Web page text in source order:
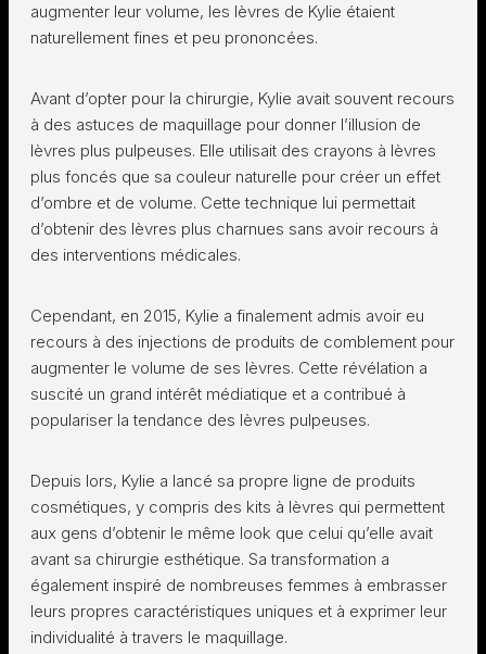
augmenter leur volume, les lèvres de Kylie étaient
naturellement fines et peu prononcées.
Avant d’opter pour la chirurgie, Kylie avait souvent recours
à des astuces de maquillage pour donner l’illusion de
lèvres plus pulpeuses. Elle utilisait des crayons à lèvres
plus foncés que sa couleur naturelle pour créer un effet
d’ombre et de volume. Cette technique lui permettait
d’obtenir des lèvres plus charnues sans avoir recours à
des interventions médicales.
Cependant, en 2015, Kylie a finalement admis avoir eu
recours à des injections de produits de comblement pour
augmenter le volume de ses lèvres. Cette révélation a
suscité un grand intérêt médiatique et a contribué à
populariser la tendance des lèvres pulpeuses.
Depuis lors, Kylie a lancé sa propre ligne de produits
cosmétiques, y compris des kits à lèvres qui permettent
aux gens d’obtenir le même look que celui qu’elle avait
avant sa chirurgie esthétique. Sa transformation a
également inspiré de nombreuses femmes à embrasser
leurs propres caractéristiques uniques et à exprimer leur
individualité à travers le maquillage.